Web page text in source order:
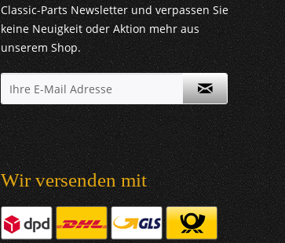
Classic-Parts Newsletter und verpassen Sie
keine Neuigkeit oder Aktion mehr aus
unserem Shop.
Wir versenden mit